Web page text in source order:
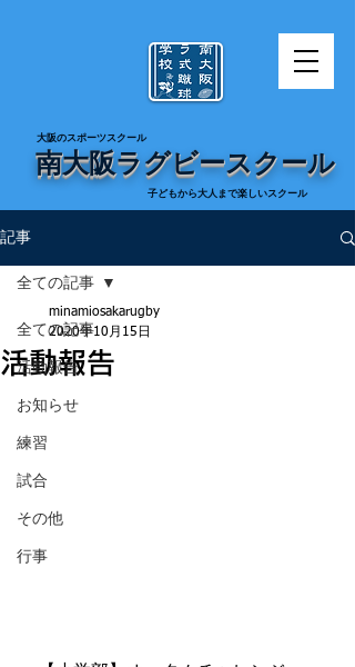
​大阪のスポーツスクール
南大阪ラグビースクール
​子どもから大人まで楽しいスクール
記事
全ての記事
活動報告
お知らせ
練習
試合
その他
行事
全ての記事
活動報告
minamiosakarugby
2020年10月15日